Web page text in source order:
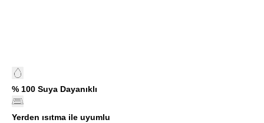
% 100 Suya Dayanıklı
Yerden ısıtma ile uyumlu